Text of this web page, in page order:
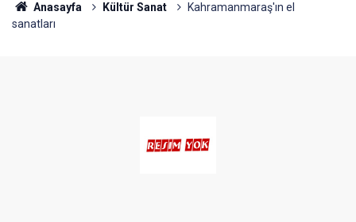
Anasayfa Kültür Sanat
Kahramanmaraş'ın el
sanatları